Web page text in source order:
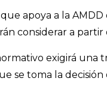
que apoya a la
considerar a
exigirá
se toma la